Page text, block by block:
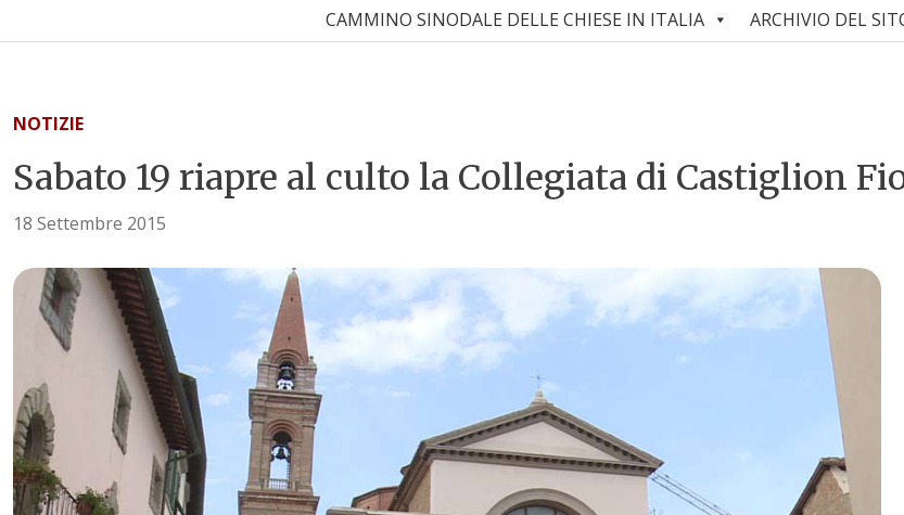
CAMMINO SINODALE DELLE CHIESE IN ITALIA
ARCHIVIO DEL
NOTIZIE
Sabato 19 riapre al culto la Collegiata di Castiglion
18 Settembre 2015